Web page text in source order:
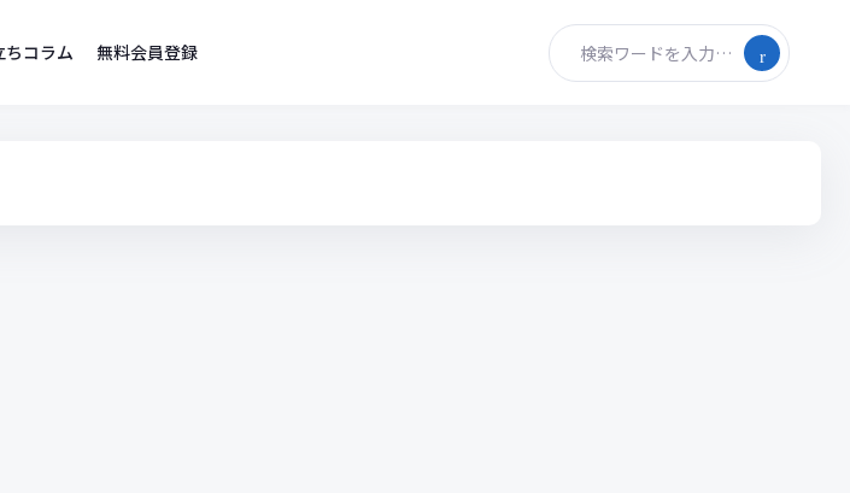
ちコラム 無料会員登録 検索ワードを入力…